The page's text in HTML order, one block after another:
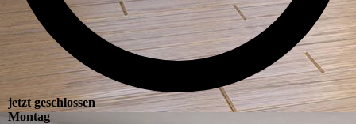
jetzt geschlossen
Montag